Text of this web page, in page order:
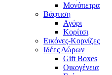
Μονόπετρα
Βάφτιση
Αγόρι
Κορίτσι
Εικόνες-Κορνίζες
Ιδέες Δώρων
Gift Boxes
Οικογένεια